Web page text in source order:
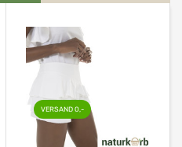
VERSAND 0,-